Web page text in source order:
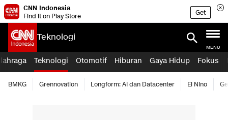
CNN Indonesia
Find it on Play Store
Get
Teknologi
MENU
Teknologi Otomotif Hiburan Gaya Hidup Fokus
BMKG Grennovation Longform: AI dan Datacenter El Nino